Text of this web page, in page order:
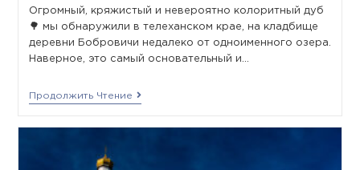
Огромный, кряжистый и невероятно колоритный дуб
🌳 мы обнаружили в телеханском крае, на кладбище
деревни Бобровичи недалеко от одноименного озера.
Наверное, это самый основательный и…
Продолжить Чтение